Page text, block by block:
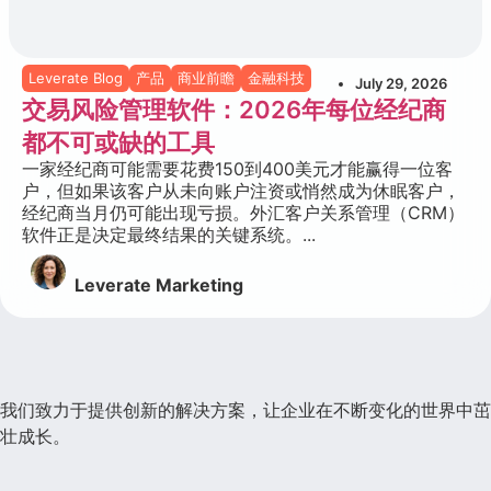
Leverate Blog 产品 商业前瞻 金融科技 July 29, 2026
交易风险管理软件：2026年每位经纪商
都不可或缺的工具
一家经纪商可能需要花费150到400美元才能赢得一位客
户，但如果该客户从未向账户注资或悄然成为休眠客户，
经纪商当月仍可能出现亏损。外汇客户关系管理（CRM）
软件正是决定最终结果的关键系统。...
Leverate Marketing
我们致力于提供创新的解决方案，让企业在不断变化的世界中茁
壮成长。